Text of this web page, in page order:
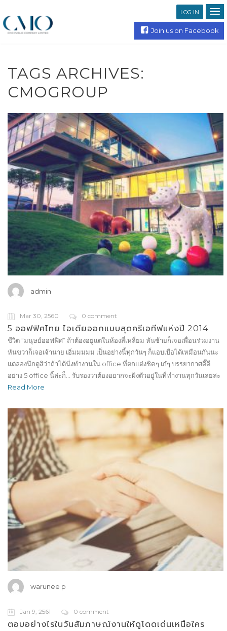
LOG IN
Join us on Facebook
TAGS ARCHIVES:
CMOGROUP
admin
Mar 30, 2560 0 comment
5 ออฟฟิศไทย ไอเดียออกแบบสุดครีเอทีฟแห่งปี 2014
ชีวิต “มนุษย์ออฟฟิศ” ถ้าต้องอยู่แต่ในห้องสี่เหลี่ยม หันซ้ายก็เจอเพื่อนร่วมงาน
หันขวาก็เจอเจ้านาย เอิ่มมมมม เป็นอย่างนี้ทุกวันๆ ก็แอบเบื่อได้เหมือนกันนะ
แต่ลองนึกดูสิว่าถ้าได้นั่งทำงานใน office ที่ตกแต่งชิคๆ เก๋ๆ บรรยากาศดี๊ดี
อย่าง 5 office นี้ล่ะก็… รับรองว่าต้องอยากจะฝังตัวอยู่ในที่ทำงานทุกวันเลยล่ะ
Read More
warunee p
Jan 9, 2561 0 comment
ตอบอย่างไรในวันสัมภาษณ์งานให้ดูโดดเด่นเหนือใคร